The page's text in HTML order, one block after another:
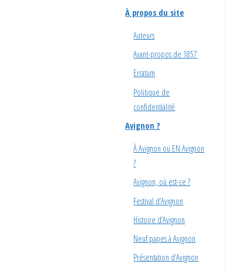
À propos du site
Auteurs
Avant-propos de 1857
Erratum
Politique de
confidentialité
Avignon ?
À Avignon ou EN Avignon
?
Avignon, où est-ce ?
Festival d’Avignon
Histoire d’Avignon
Neuf papes à Avignon
Présentation d’Avignon